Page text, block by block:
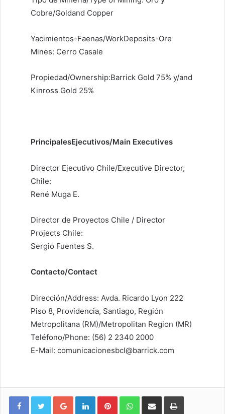
Cobre/Goldand Copper
Yacimientos-Faenas/WorkDeposits-Ore
Mines: Cerro Casale
Propiedad/Ownership:Barrick Gold 75% y/and
Kinross Gold 25%
PrincipalesEjecutivos/Main Executives
Director Ejecutivo Chile/Executive Director,
Chile:
René Muga E.
Director de Proyectos Chile / Director
Projects Chile:
Sergio Fuentes S.
Contacto/Contact
Dirección/Address: Avda. Ricardo Lyon 222
Piso 8, Providencia, Santiago, Región
Metropolitana (RM)/Metropolitan Region (MR)
Teléfono/Phone: (56) 2 2340 2000
E-Mail: comunicacionesbcl@barrick.com
Google+ LinkedIn Pinterest WhatsApp